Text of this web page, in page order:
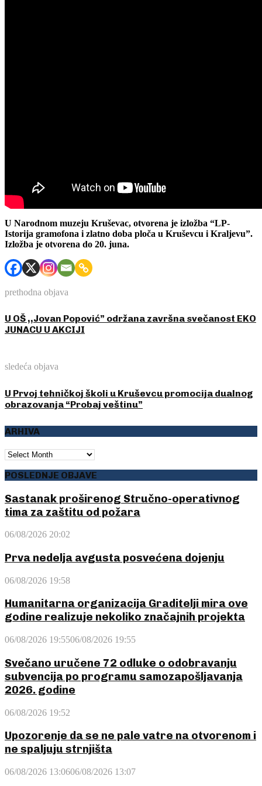
U Narodnom muzeju Kruševac, otvorena je izložba “LP-
Istorija gramofona i zlatno doba ploča u Kruševcu i Kraljevu”.
Izložba je otvorena do 20. juna.
prethodna objava
U OŠ ,,Jovan Popović” održana završna svečanost EKO
JUNACU U AKCIJI
sledeća objava
U Prvoj tehničkoj školi u Kruševcu promocija dualnog
obrazovanja “Probaj veštinu”
ARHIVA
ARHIVA
POSLEDNJE OBJAVE
Sastanak proširenog Stručno-operativnog
tima za zaštitu od požara
06/08/2026 20:02
Prva nedelja avgusta posvećena dojenju
06/08/2026 19:58
Humanitarna organizacija Graditelji mira ove
godine realizuje nekoliko značajnih projekta
06/08/2026 19:5506/08/2026 19:55
Svečano uručene 72 odluke o odobravanju
subvencija po programu samozapošljavanja
2026. godine
06/08/2026 19:52
Upozorenje da se ne pale vatre na otvorenom i
ne spaljuju strnjišta
06/08/2026 13:0606/08/2026 13:07